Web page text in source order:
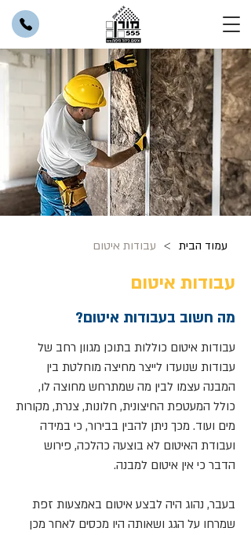
עמוד הבית > עבודות איטום
עבודות איטום
מה חשוב בעבודות איטום?
עבודות איטום כוללות בתוכן מגוון רחב של
עבודות שנועדו לייצר מחיצה מוחלטת בין
המבנה עצמו לבין מה שמתרחש מחוצה לו,
כולל המעטפת החיצונית, חלונות, צנרת, מקורות
מים ועוד. מכך ניתן להבין בבירור, כי במידה
ועבודת האיטום לא בוצעה כהלכה, פירוש
הדבר כי אין איטום למבנה.
בעבר, נהוג היה לבצע איטום באמצעות זפת
שמרחו על הגג ושאותה היו מכסים לאחר מכן